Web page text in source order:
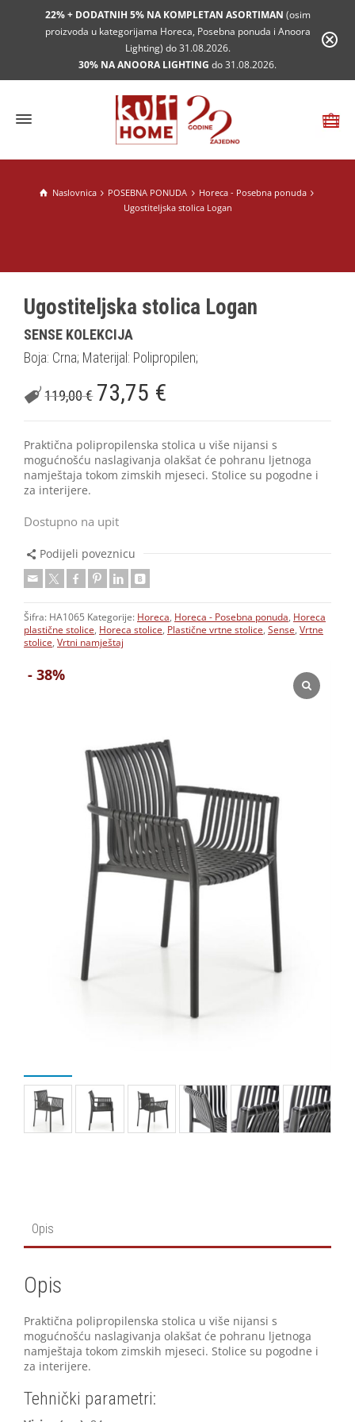
22% + DODATNIH 5% NA KOMPLETAN ASORTIMAN (osim
proizvoda u kategorijama Horeca, Posebna ponuda i Anoora
Lighting) do 31.08.2026.
30% NA ANOORA LIGHTING do 31.08.2026.
Naslovnica POSEBNA PONUDA
Horeca - Posebna ponuda
Ugostiteljska stolica Logan
- 38%
Ugostiteljska stolica Logan
SENSE KOLEKCIJA
Boja: Crna; Materijal: Polipropilen;
119,00€ 73,75 €
Praktična polipropilenska stolica u više nijansi s
mogućnošću naslagivanja olakšat će pohranu ljetnoga
namještaja tokom zimskih mjeseci. Stolice su pogodne i
za interijere.
Dostupno na upit
Podijeli poveznicu
Šifra: HA1065 Kategorije: Horeca Horeca - Posebna ponuda Horeca
plastične stolice Horeca stolice Plastične vrtne stolice Sense Vrtne
stolice Vrtni namještaj
Opis
Opis
Praktična polipropilenska stolica u više nijansi s
mogućnošću naslagivanja olakšat će pohranu ljetnoga
namještaja tokom zimskih mjeseci. Stolice su pogodne i
za interijere.
Tehnički parametri: